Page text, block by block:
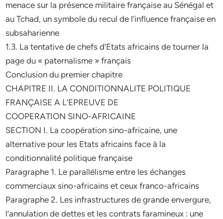
menace sur la présence militaire française au Sénégal et
au Tchad, un symbole du recul de l’influence française en
subsaharienne
1.3. La tentative de chefs d’Etats africains de tourner la
page du « paternalisme » français
Conclusion du premier chapitre
CHAPITRE II. LA CONDITIONNALITE POLITIQUE
FRANÇAISE A L’EPREUVE DE
COOPERATION SINO-AFRICAINE
SECTION I. La coopération sino-africaine, une
alternative pour les Etats africains face à la
conditionnalité politique française
Paragraphe 1. Le parallélisme entre les échanges
commerciaux sino-africains et ceux franco-africains
Paragraphe 2. Les infrastructures de grande envergure,
l’annulation de dettes et les contrats faramineux : une